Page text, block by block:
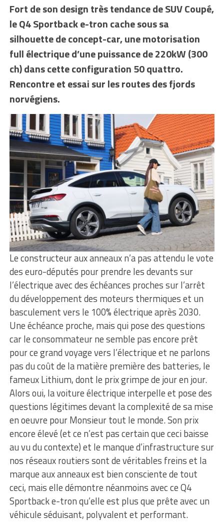
Fort de son design très tendance de SUV Coupé,
le Q4 Sportback e-tron cache sous sa
silhouette de concept-car, une motorisation
full électrique d’une puissance de 220kW (300
ch) dans cette configuration 50 quattro.
Rencontre et essai sur les routes des fjords
norvégiens.
Le constructeur aux anneaux n’a pas attendu le vote
des euro-députés pour prendre les devants sur
l’électrique avec des échéances proches sur l’arrêt
du développement des moteurs thermiques et un
basculement vers le 100% électrique après 2030.
Une échéance proche, mais qui pose des questions
car le consommateur ne semble pas encore prêt
pour ce grand voyage vers l’électrique et ne parlons
pas du coût de la matière première des batteries, le
fameux Lithium, dont le prix grimpe de jour en jour.
Alors oui, la voiture électrique interpelle et pose des
questions légitimes devant la complexité de sa mise
en oeuvre pour Monsieur tout le monde. Son prix
encore élevé (et ce n’est pas certain que ceci baisse
au vu du contexte) et le manque d’infrastructure sur
nos réseaux routiers sont de véritables freins et la
marque aux anneaux est bien consciente de tout
ceci, mais elle démontre néanmoins avec ce Q4
Sportback e-tron qu’elle est plus que prête avec un
véhicule séduisant, polyvalent et performant.